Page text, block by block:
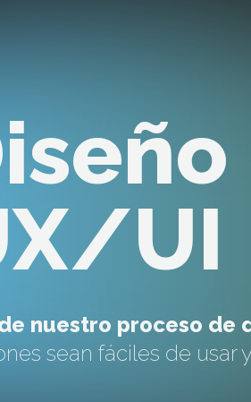
UI
nuestro proceso de
sean fáciles de usar